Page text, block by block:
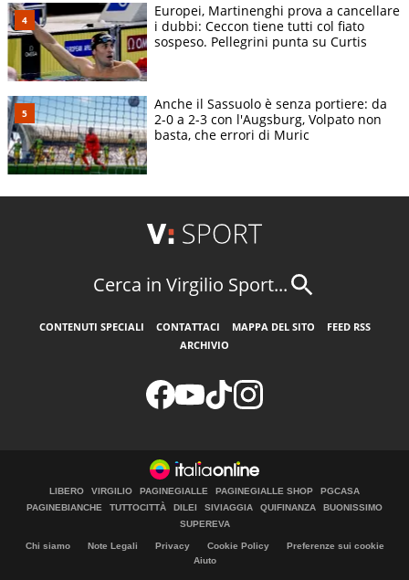
Europei, Martinenghi prova a cancellare
i dubbi: Ceccon tiene tutti col fiato
sospeso. Pellegrini punta su Curtis
Anche il Sassuolo è senza portiere: da
2-0 a 2-3 con l'Augsburg, Volpato non
basta, che errori di Muric
Cerca in Virgilio Sport...
CONTENUTI SPECIALI CONTATTACI MAPPA DEL SITO
FEED RSS
ARCHIVIO
LIBERO VIRGILIO PAGINEGIALLE PAGINEGIALLE SHOP
PGCASA
PAGINEBIANCHE
TUTTOCITTÀ DILEI SIVIAGGIA QUIFINANZA
BUONISSIMO
SUPEREVA
Chi siamo Note Legali Privacy Cookie Policy
Preferenze sui cookie
Aiuto